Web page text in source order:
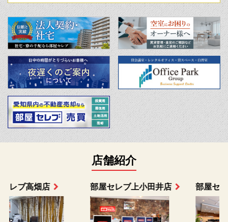
店舗紹介
部屋セレブ上小田井店 部屋セレブ中村店